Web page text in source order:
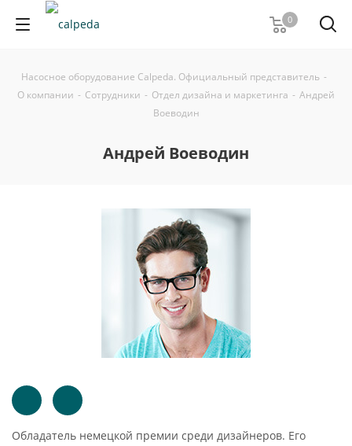
0
Насосное оборудование Calpeda. Официальный представитель -
О компании - Сотрудники - Отдел дизайна и маркетинга - Андрей
Воеводин
Андрей Воеводин
Обладатель немецкой премии среди дизайнеров. Его